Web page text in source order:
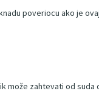
poveriocu ako je
zahtevati od